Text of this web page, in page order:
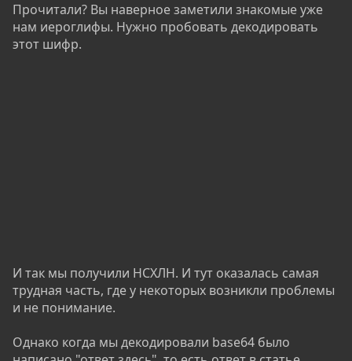
Прочитали? Вы наверное заметили знакомые уже
нам иероглифы. Нужно пробовать декодировать
этот шифр.
И так мы получили НСХЛН. И тут оказалась самая
трудная часть, где у некоторых возникли проблемы
и не понимание.
Однако когда мы декодировали base64 было